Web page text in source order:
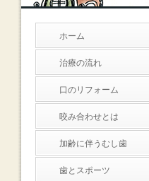
ホーム
治療の流れ
口のリフォーム
咬み合わせとは
加齢に伴うむし歯
歯とスポーツ